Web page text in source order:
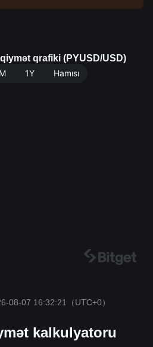
bazar kapitallaşması $2,73
təklifi isə 2.74B PYUSD-dir.
Birjası. Son yenilənmə: 2026
qrafiki (PYUSD/USD)
1Y Hamısı
08-07 16:32:21 （UTC+0）
kalkulyatoru